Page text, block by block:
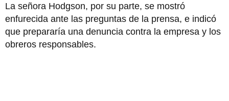
La señora Hodgson, por su parte, se mostró
enfurecida ante las preguntas de la prensa, e indicó
que prepararía una denuncia contra la empresa y los
obreros responsables.